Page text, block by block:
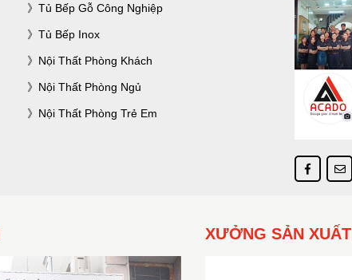
Tủ Bếp Gỗ Công Nghiệp
Tủ Bếp Inox
Nội Thất Phòng Khách
Nội Thất Phòng Ngủ
Nội Thất Phòng Trẻ Em
XƯỞNG SẢN XUẤT